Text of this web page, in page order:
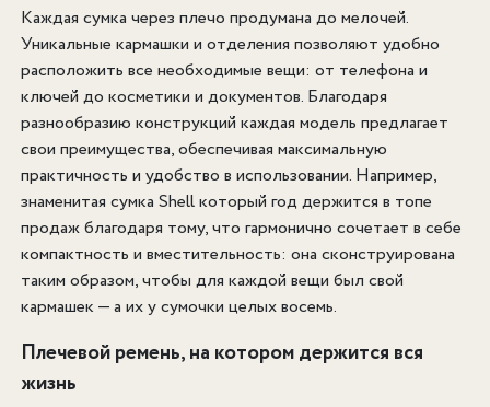
Каждая сумка через плечо продумана до мелочей.
Уникальные кармашки и отделения позволяют удобно
расположить все необходимые вещи: от телефона и
ключей до косметики и документов. Благодаря
разнообразию конструкций каждая модель предлагает
свои преимущества, обеспечивая максимальную
практичность и удобство в использовании. Например,
знаменитая сумка Shell который год держится в топе
продаж благодаря тому, что гармонично сочетает в себе
компактность и вместительность: она сконструирована
таким образом, чтобы для каждой вещи был свой
кармашек — а их у сумочки целых восемь.
Плечевой ремень, на котором держится вся
жизнь